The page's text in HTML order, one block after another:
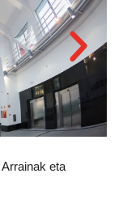
Arrainak eta